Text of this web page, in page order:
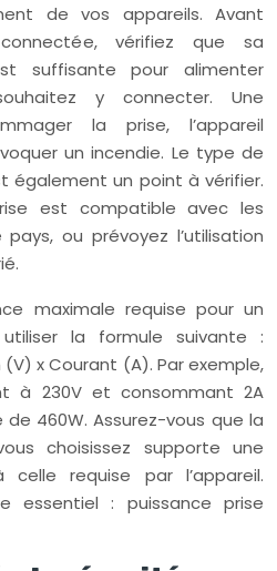
de vos appareils. Avant
vérifiez que sa
suffisante pour alimenter
y connecter. Une
la prise, l’appareil
un incendie. Le type de
également un point à vérifier.
est compatible avec les
ou prévoyez l’utilisation
maximale requise pour un
la formule suivante :
x Courant (A). Par exemple,
à 230V et consommant 2A
460W. Assurez-vous que la
choisissez supporte une
celle requise par l’appareil.
essentiel : puissance prise